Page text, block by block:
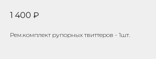
1 400 ₽
Рем.комплект рупорных твиттеров - 1шт.